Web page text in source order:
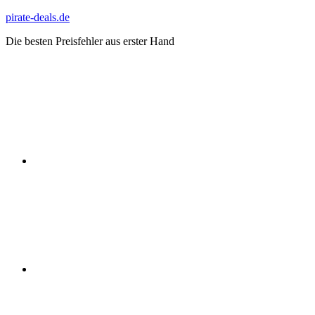
Zum
springen
pirate-deals.de
Die besten Preisfehler aus erster Hand